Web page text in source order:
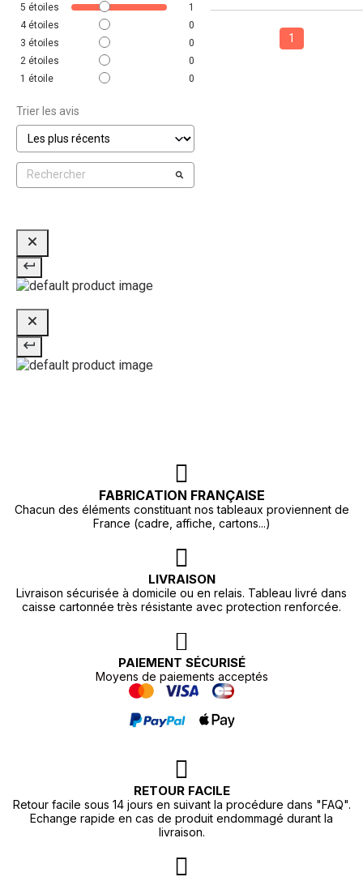
5 étoiles
1
4 étoiles
0
3 étoiles
0
2 étoiles
0
1 étoile 0
Trier les avis
1
FABRICATION FRANÇAISE
Chacun des éléments constituant nos tableaux proviennent de
France (cadre, affiche, cartons...)
LIVRAISON
Livraison sécurisée à domicile ou en relais. Tableau livré dans
caisse cartonnée très résistante avec protection renforcée.
PAIEMENT SÉCURISÉ
Moyens de paiements acceptés
RETOUR FACILE
Retour facile sous 14 jours en suivant la procédure dans "FAQ".
Echange rapide en cas de produit endommagé durant la
livraison.